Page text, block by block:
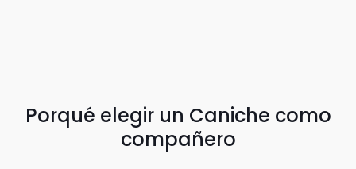
Porqué elegir un Caniche como
compañero